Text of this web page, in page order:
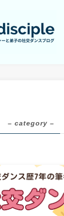
– category –